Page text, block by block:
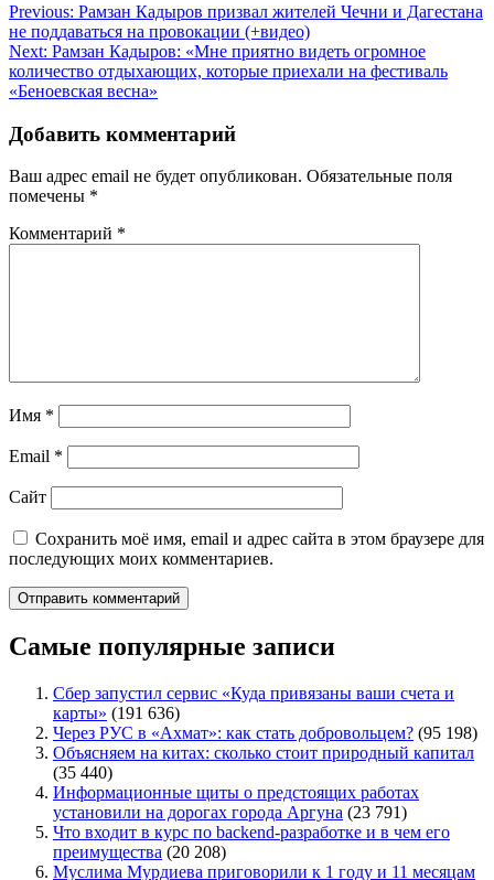
Навигация
по
записям
Previous: Рамзан Кадыров призвал жителей Чечни и Дагестана
не поддаваться на провокации (+видео)
Next: Рамзан Кадыров: «Мне приятно видеть огромное
количество отдыхающих, которые приехали на фестиваль
«Беноевская весна»
Добавить комментарий
Ваш адрес email не будет опубликован. Обязательные поля
помечены *
Комментарий *
Имя *
Email *
Сайт
Сохранить моё имя, email и адрес сайта в этом браузере для
последующих моих комментариев.
Самые популярные записи
Сбер запустил сервис «Куда привязаны ваши счета и
карты» (191 636)
Через РУС в «Ахмат»: как стать добровольцем? (95 198)
Объясняем на китах: сколько стоит природный капитал
(35 440)
Информационные щиты о предстоящих работах
установили на дорогах города Аргуна (23 791)
Что входит в курс по backend-разработке и в чем его
преимущества (20 208)
Муслима Мурдиева приговорили к 1 году и 11 месяцам